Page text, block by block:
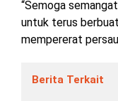
“Semoga
untuk terus
mempererat
Berita Terkait